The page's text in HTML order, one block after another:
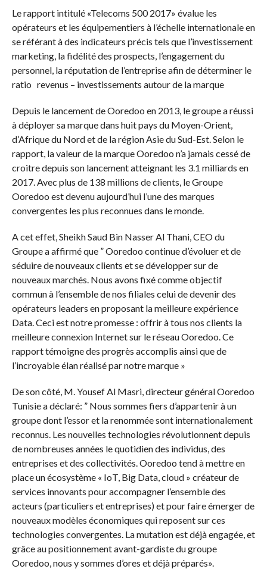
Le rapport intitulé «Telecoms 500 2017» évalue les
opérateurs et les équipementiers à l’échelle internationale en
se référant à des indicateurs précis tels que l’investissement
marketing, la fidélité des prospects, l’engagement du
personnel, la réputation de l’entreprise afin de déterminer le
ratio revenus – investissements autour de la marque
Depuis le lancement de Ooredoo en 2013, le groupe a réussi
à déployer sa marque dans huit pays du Moyen-Orient,
d’Afrique du Nord et de la région Asie du Sud-Est. Selon le
rapport, la valeur de la marque Ooredoo n’a jamais cessé de
croitre depuis son lancement atteignant les 3.1 milliards en
2017. Avec plus de 138 millions de clients, le Groupe
Ooredoo est devenu aujourd’hui l’une des marques
convergentes les plus reconnues dans le monde.
A cet effet, Sheikh Saud Bin Nasser Al Thani, CEO du
Groupe a affirmé que ” Ooredoo continue d’évoluer et de
séduire de nouveaux clients et se développer sur de
nouveaux marchés. Nous avons fixé comme objectif
commun à l’ensemble de nos filiales celui de devenir des
opérateurs leaders en proposant la meilleure expérience
Data. Ceci est notre promesse : offrir à tous nos clients la
meilleure connexion Internet sur le réseau Ooredoo. Ce
rapport témoigne des progrès accomplis ainsi que de
l’incroyable élan réalisé par notre marque »
De son côté, M. Yousef Al Masri, directeur général Ooredoo
Tunisie a déclaré: ” Nous sommes fiers d’appartenir à un
groupe dont l’essor et la renommée sont internationalement
reconnus. Les nouvelles technologies révolutionnent depuis
de nombreuses années le quotidien des individus, des
entreprises et des collectivités. Ooredoo tend à mettre en
place un écosystème « IoT, Big Data, cloud » créateur de
services innovants pour accompagner l’ensemble des
acteurs (particuliers et entreprises) et pour faire émerger de
nouveaux modèles économiques qui reposent sur ces
technologies convergentes. La mutation est déjà engagée, et
grâce au positionnement avant-gardiste du groupe
Ooredoo, nous y sommes d’ores et déjà préparés».